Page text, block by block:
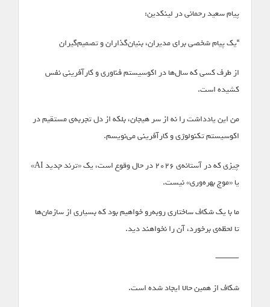
پیام سعید رحمانی در لینکدین:
“یک پیام شخصی برای مدیران، بنیان‌گذاران و تصمیم‌گیران
از طرف کسی که سال‌ها در اکوسیستم فناوری و کارآفرینی نفس
کشیده است.
من این یادداشت را نه از سر هیجان، بلکه از دل تجربه‌ی مستقیم در
اکوسیستم تکنولوژی و کارآفرینی می‌نویسم.
چیزی که در آستانه‌ی ۲۰۲۶ در حال وقوع است، یک «ترند جدید AI»
یا «موج بهره‌وری» نیست.
ما با یک شکاف ساختاری روبه‌رو خواهیم بود که بسیاری از سازمان‌ها
تا لحظه‌ی برخورد، آن را نخواهند دید.
⸻
شکاف از همین حالا ایجاد شده است.